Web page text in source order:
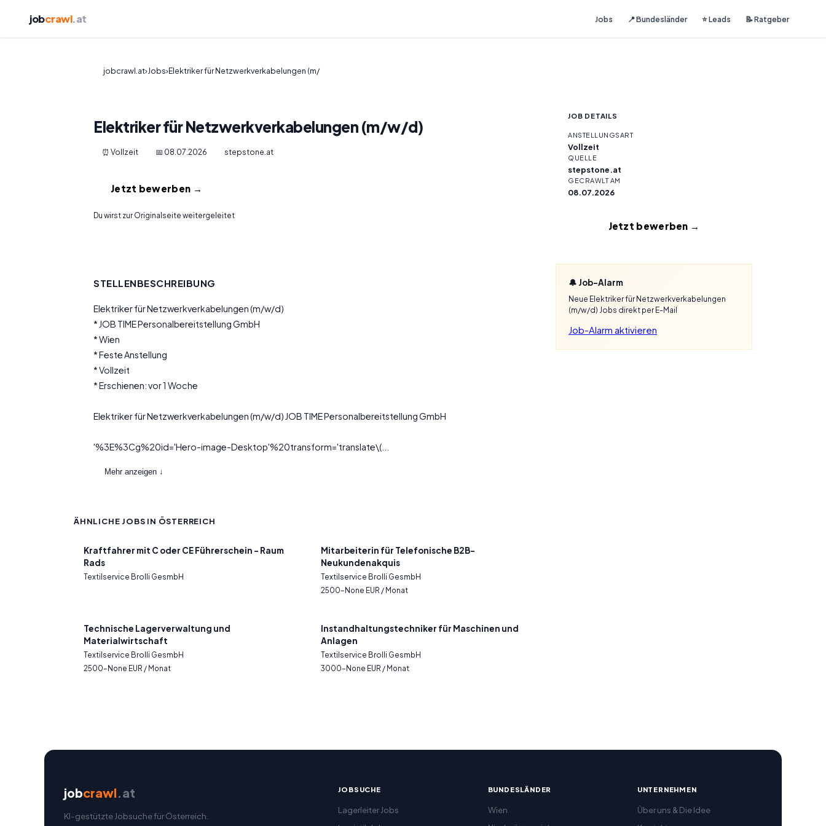
jobcrawl.at Jobs 📍 Bundesländer ⭐ Leads 📝 Ratgeber
jobcrawl.at›Jobs›Elektriker für Netzwerkverkabelungen (m/
Elektriker für Netzwerkverkabelungen (m/w/d)
⏰ Vollzeit 📅 08.07.2026 stepstone.at
Jetzt bewerben →
Du wirst zur Originalseite weitergeleitet
STELLENBESCHREIBUNG
Elektriker für Netzwerkverkabelungen (m/w/d)
* JOB TIME Personalbereitstellung GmbH
* Wien
* Feste Anstellung
* Vollzeit
* Erschienen: vor 1 Woche
Elektriker für Netzwerkverkabelungen (m/w/d) JOB TIME Personalbereitstellung GmbH
'%3E%3Cg%20id='Hero-image-Desktop'%20transform='translate\(...
Mehr anzeigen ↓
ÄHNLICHE JOBS IN ÖSTERREICH
Kraftfahrer mit C oder CE Führerschein – Raum
Rads
Textilservice Brolli GesmbH
Mitarbeiterin für Telefonische B2B-
Neukundenakquis
Textilservice Brolli GesmbH
2500–None EUR / Monat
Technische Lagerverwaltung und
Materialwirtschaft
Textilservice Brolli GesmbH
2500–None EUR / Monat
Instandhaltungstechniker für Maschinen und
Anlagen
Textilservice Brolli GesmbH
3000–None EUR / Monat
JOB DETAILS
ANSTELLUNGSART
Vollzeit
QUELLE
stepstone.at
GECRAWLT AM
08.07.2026
Jetzt bewerben →
🔔 Job-Alarm
Neue Elektriker für Netzwerkverkabelungen
(m/w/d) Jobs direkt per E-Mail
Job-Alarm aktivieren
jobcrawl.at
KI-gestützte Jobsuche für Österreich.
JOBSUCHE
Lagerleiter Jobs
BUNDESLÄNDER
Wien
UNTERNEHMEN
Über uns & Die Idee